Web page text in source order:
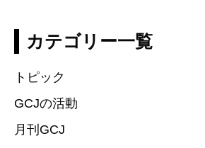
カテゴリー一覧
トピック
GCJの活動
月刊GCJ